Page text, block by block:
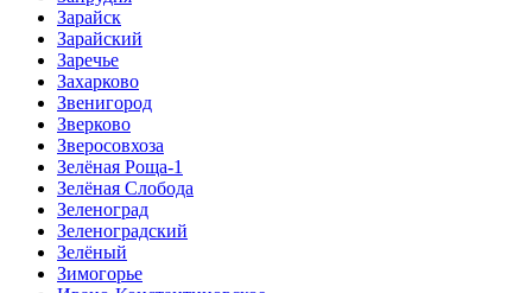
Зарайск
Зарайский
Заречье
Захарково
Звенигород
Зверково
Зверосовхоза
Зелёная Роща-1
Зелёная Слобода
Зеленоград
Зеленоградский
Зелёный
Зимогорье